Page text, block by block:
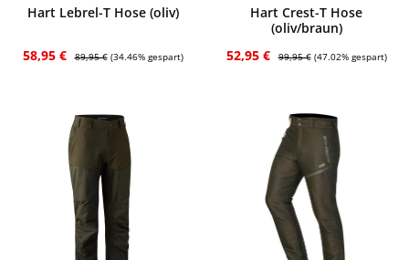
Hart Lebrel-T Hose (oliv)
Verkaufspreis:
58,95 € Regulärer Preis:
89,95 € (34.46% gespart)
Hart Crest-T Hose
(oliv/braun)
Verkaufspreis:
52,95 € Regulärer Preis:
99,95 € (47.02% gespart)